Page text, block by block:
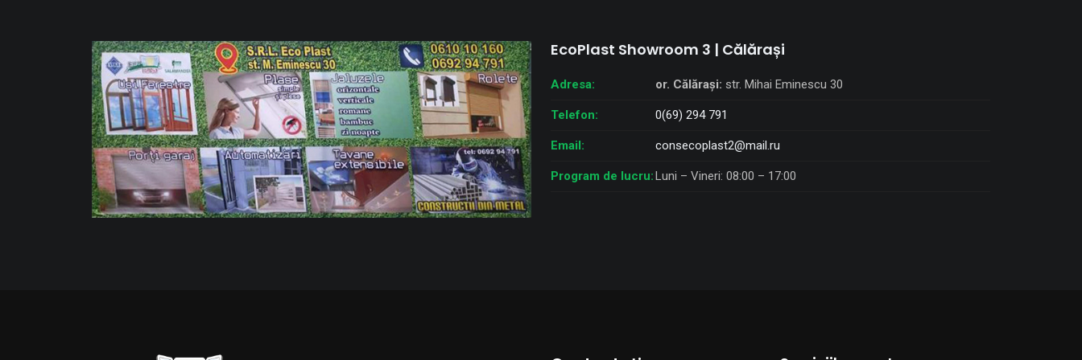
EcoPlast Showroom 3 | Călărași
Adresa: or. Călărași: str. Mihai Eminescu 30
Telefon: 0(69) 294 791
Email: consecoplast2@mail.ru
Program de lucru:Luni – Vineri: 08:00 – 17:00